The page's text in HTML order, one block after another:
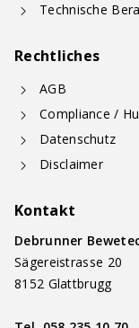
Technische
Rechtliches
AGB
Compliance /
Datenschutz
Disclaimer
Kontakt
Debrunner
Sägereistrasse 20
8152 Glattbrugg